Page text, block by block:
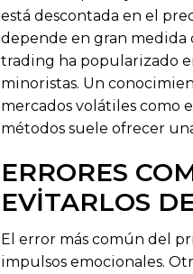
está descontada en el
depende en gran medida
trading ha popularizado
minoristas. Un
mercados volátiles como
métodos suele ofrecer
ERRORES
EVITARLOS
El error más común del
impulsos emocionales.